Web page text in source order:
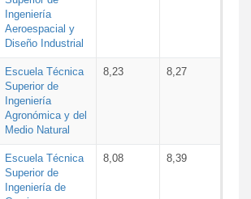
Ingeniería
Aeroespacial y
Diseño Industrial
Escuela Técnica
Superior de
Ingeniería
Agronómica y del
Medio Natural
8,23 8,27
Escuela Técnica
Superior de
Ingeniería de
8,08 8,39